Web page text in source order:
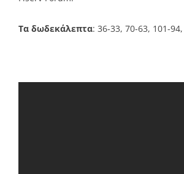
Τα δωδεκάλεπτα: 36-33, 70-63, 101-